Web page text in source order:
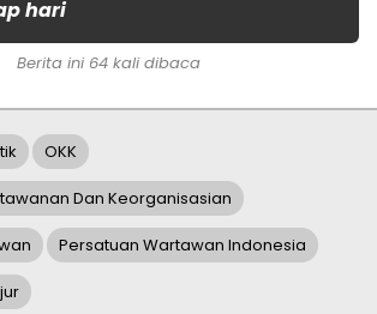
hari
Berita ini 64 kali dibaca
OKK
Dan Keorganisasian
Persatuan Wartawan Indonesia